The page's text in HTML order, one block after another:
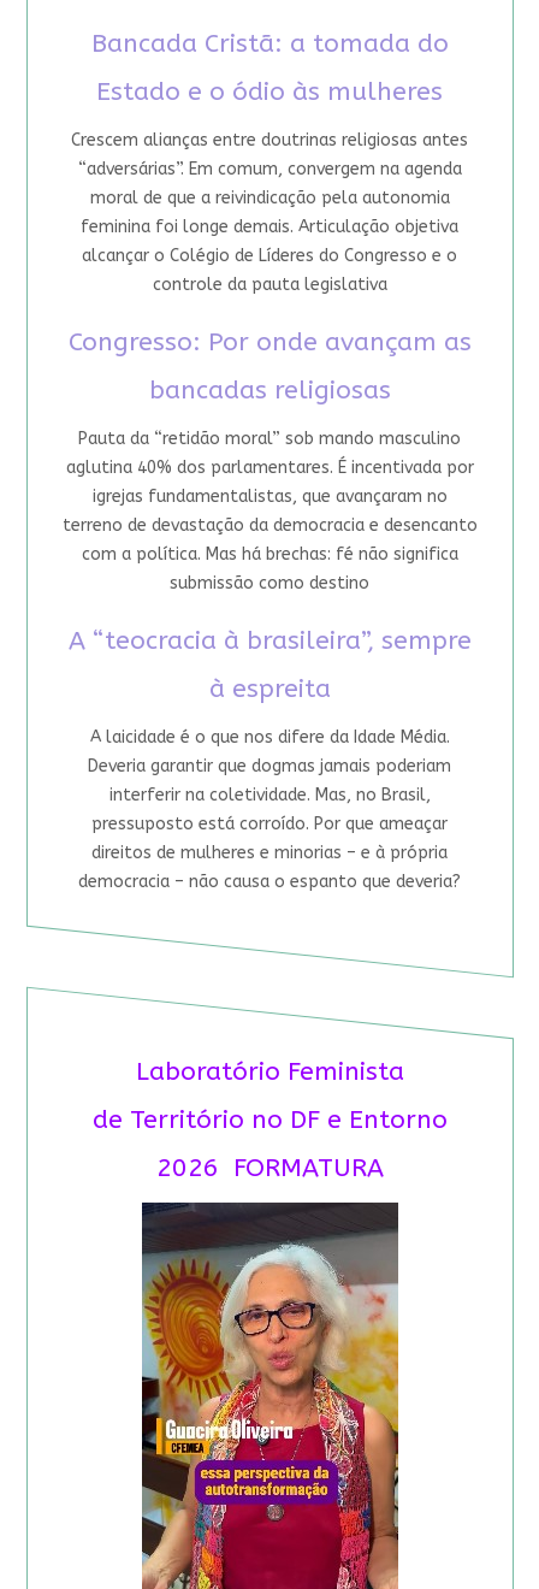
Bancada Cristã: a tomada do
Estado e o ódio às mulheres
Crescem alianças entre doutrinas religiosas antes
“adversárias”. Em comum, convergem na agenda
moral de que a reivindicação pela autonomia
feminina foi longe demais. Articulação objetiva
alcançar o Colégio de Líderes do Congresso e o
controle da pauta legislativa
Congresso: Por onde avançam as
bancadas religiosas
Pauta da “retidão moral” sob mando masculino
aglutina 40% dos parlamentares. É incentivada por
igrejas fundamentalistas, que avançaram no
terreno de devastação da democracia e desencanto
com a política. Mas há brechas: fé não significa
submissão como destino
A “teocracia à brasileira”, sempre
à espreita
A laicidade é o que nos difere da Idade Média.
Deveria garantir que dogmas jamais poderiam
interferir na coletividade. Mas, no Brasil,
pressuposto está corroído. Por que ameaçar
direitos de mulheres e minorias – e à própria
democracia – não causa o espanto que deveria?
Laboratório Feminista
de Território no DF e Entorno
2026 FORMATURA